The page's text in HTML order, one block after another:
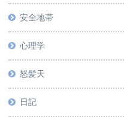
安全地帯
心理学
怒髪天
日記